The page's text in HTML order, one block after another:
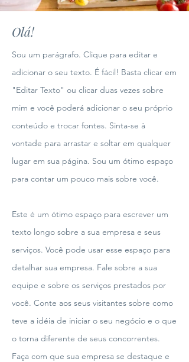
Olá!
Sou um parágrafo. Clique para editar e
adicionar o seu texto. É fácil! Basta clicar em
"Editar Texto" ou clicar duas vezes sobre
mim e você poderá adicionar o seu próprio
conteúdo e trocar fontes. Sinta-se à
vontade para arrastar e soltar em qualquer
lugar em sua página. Sou um ótimo espaço
para contar um pouco mais sobre você.
Este é um ótimo espaço para escrever um
texto longo sobre a sua empresa e seus
serviços. Você pode usar esse espaço para
detalhar sua empresa. Fale sobre a sua
equipe e sobre os serviços prestados por
você. Conte aos seus visitantes sobre como
teve a idéia de iniciar o seu negócio e o que
o torna diferente de seus concorrentes.
Faça com que sua empresa se destaque e